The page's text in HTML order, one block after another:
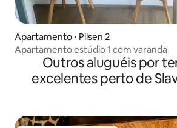
Apartamento ⋅ Pilsen 2
Apartamento estúdio 1 com varanda
Outros aluguéis por
excelentes perto de